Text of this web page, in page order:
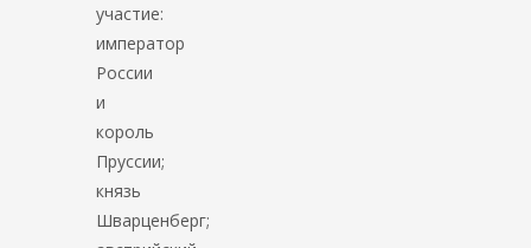
участие:
император
России
и
король
Пруссии;
князь
Шварценберг;